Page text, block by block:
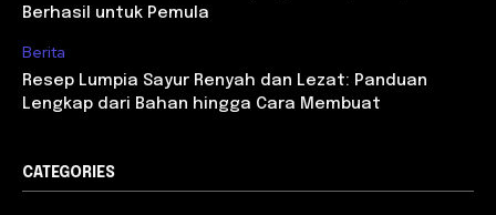
Berhasil untuk Pemula
Berita
Resep Lumpia Sayur Renyah dan Lezat: Panduan
Lengkap dari Bahan hingga Cara Membuat
CATEGORIES